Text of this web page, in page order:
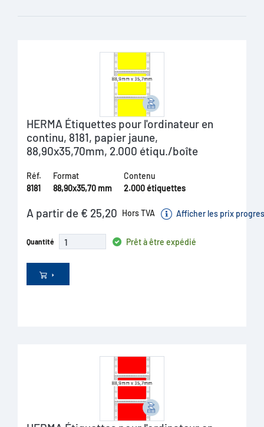
HERMA Étiquettes pour l'ordinateur en
continu, 8181, papier jaune,
88,90x35,70mm, 2.000 étiqu./boîte
Réf.
8181
Format
88,90x35,70 mm
Contenu
2.000 étiquettes
A partir de € 25,20 Hors TVA Afficher les prix
Quantité Prêt à être expédié